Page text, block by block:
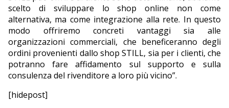
scelto di sviluppare lo shop online non come
alternativa, ma come integrazione alla rete. In questo
modo offriremo concreti vantaggi sia alle
organizzazioni commerciali, che beneficeranno degli
ordini provenienti dallo shop STILL, sia per i clienti, che
potranno fare affidamento sul supporto e sulla
consulenza del rivenditore a loro più vicino”.
[hidepost]